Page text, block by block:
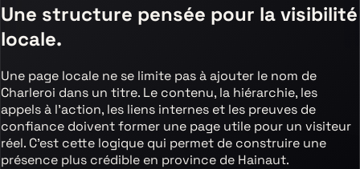
Une structure pensée pour la visibilité
locale.
Une page locale ne se limite pas à ajouter le nom de
Charleroi dans un titre. Le contenu, la hiérarchie, les
appels à l’action, les liens internes et les preuves de
confiance doivent former une page utile pour un visiteur
réel. C’est cette logique qui permet de construire une
présence plus crédible en province de Hainaut.